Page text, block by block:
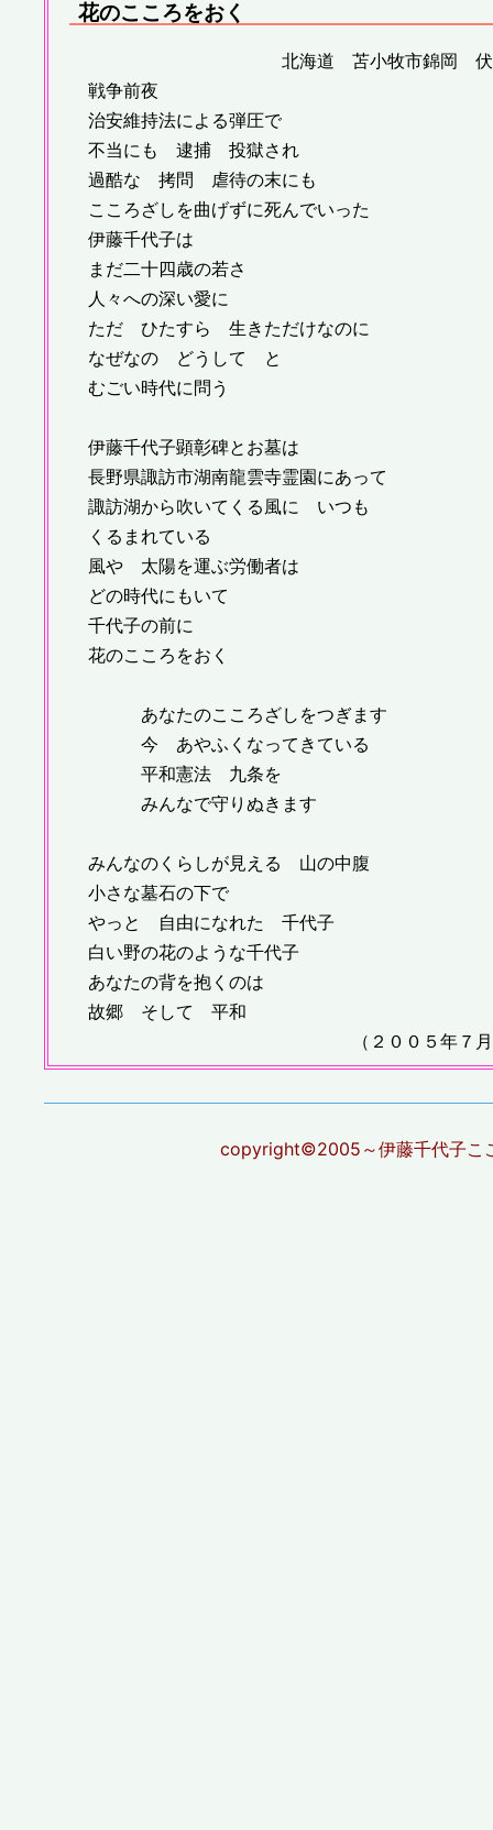
花のこころをおく
北海道 苫小牧市錦岡 伏木
戦争前夜
治安維持法による弾圧で
不当にも 逮捕 投獄され
過酷な 拷問 虐待の末にも
こころざしを曲げずに死んでいった
伊藤千代子は
まだ二十四歳の若さ
人々への深い愛に
ただ ひたすら 生きただけなのに
なぜなの どうして と
むごい時代に問う
伊藤千代子顕彰碑とお墓は
長野県諏訪市湖南龍雲寺霊園にあって
諏訪湖から吹いてくる風に いつも
くるまれている
風や 太陽を運ぶ労働者は
どの時代にもいて
千代子の前に
花のこころをおく
あなたのこころざしをつぎます
今 あやふくなってきている
平和憲法 九条を
みんなで守りぬきます
みんなのくらしが見える 山の中腹
小さな墓石の下で
やっと 自由になれた 千代子
白い野の花のような千代子
あなたの背を抱くのは
故郷 そして 平和
（２００５年７月３
copyright©2005～伊藤千代子こ